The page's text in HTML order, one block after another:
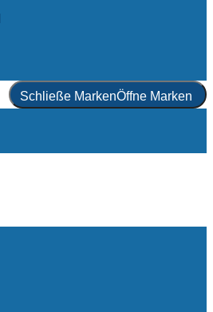
Schließe MarkenÖffne Marken